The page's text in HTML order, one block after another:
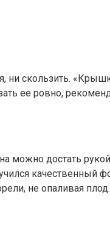
ни скользить.
ее ровно,
можно достать
качественный
не опаливая плод.